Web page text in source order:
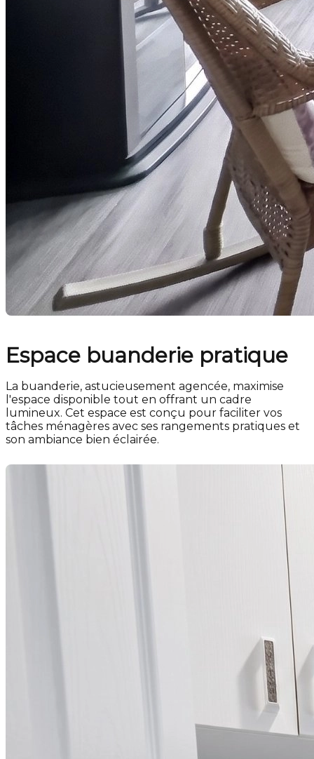
Espace buanderie pratique
La buanderie, astucieusement agencée, maximise
l'espace disponible tout en offrant un cadre
lumineux. Cet espace est conçu pour faciliter vos
tâches ménagères avec ses rangements pratiques et
son ambiance bien éclairée.